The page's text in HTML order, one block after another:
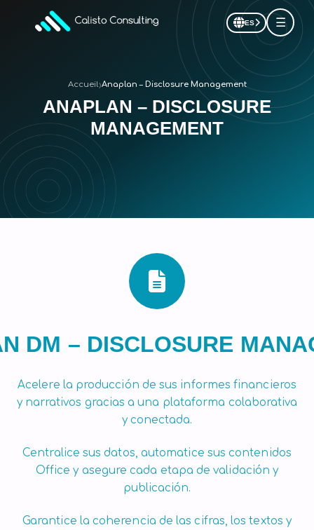
ES ☰
Accueil›Anaplan – Disclosure Management
ANAPLAN – DISCLOSURE
MANAGEMENT
DM – DISCLOSURE
Acelere la producción de sus informes financieros
y narrativos gracias a una plataforma colaborativa
y conectada.
Centralice sus datos, automatice sus contenidos
Office y asegure cada etapa de validación y
publicación.
Garantice la coherencia de las cifras, los textos y